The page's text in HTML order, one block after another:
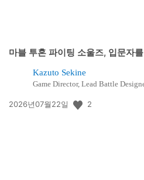
마블 투혼 파이팅 소울즈, 입문자
Kazuto Sekine
Game Director, Lead Battle
공
2026년07월22일 2